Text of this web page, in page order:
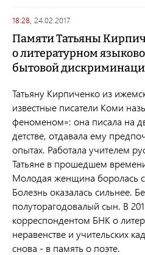
18:28, 24.02.2017
Памяти Татьяны
о литературном
бытовой
Татьяну Кирпиченко из
известные писатели Коми
феноменом»: она писала на
детстве, отдавала ему
опытах. Работала учителем
Татьяне в прошедшем
Молодая женщина боролась
Болезнь оказалась сильнее.
полуторагодовалый сын. В
корреспондентом БНК о
неравенстве и учительских
снова - в память о поэте.